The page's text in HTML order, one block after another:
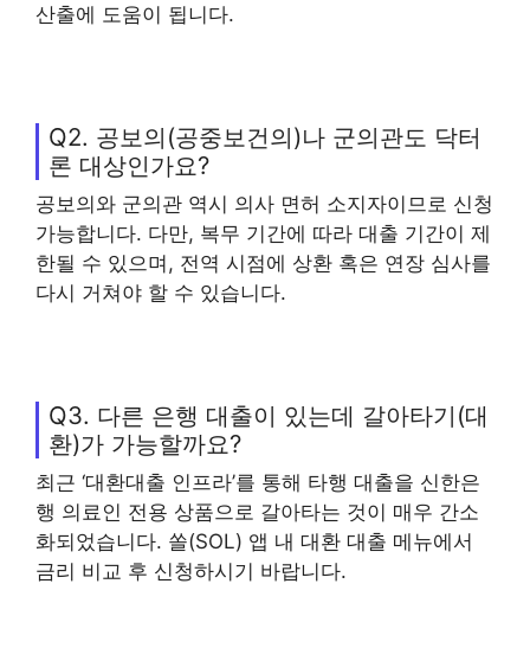
산출에 도움이 됩니다.
Q2. 공보의(공중보건의)나 군의관도 닥터
론 대상인가요?
공보의와 군의관 역시 의사 면허 소지자이므로 신청
가능합니다. 다만, 복무 기간에 따라 대출 기간이 제
한될 수 있으며, 전역 시점에 상환 혹은 연장 심사를
다시 거쳐야 할 수 있습니다.
Q3. 다른 은행 대출이 있는데 갈아타기(대
환)가 가능할까요?
최근 ‘대환대출 인프라’를 통해 타행 대출을 신한은
행 의료인 전용 상품으로 갈아타는 것이 매우 간소
화되었습니다. 쏠(SOL) 앱 내 대환 대출 메뉴에서
금리 비교 후 신청하시기 바랍니다.